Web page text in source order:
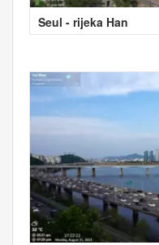
Seul - rijeka Han